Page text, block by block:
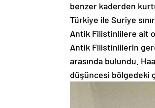
benzer kaderden
Türkiye ile Suriye
Antik Filistinlilere ait
Antik Filistinlilerin
arasında bulundu.
düşüncesi bölgedeki